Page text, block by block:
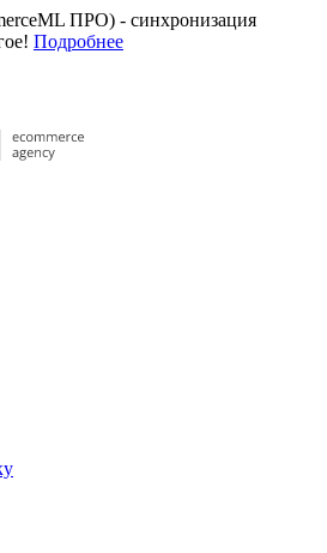
ПРО) - синхронизация
Подробнее